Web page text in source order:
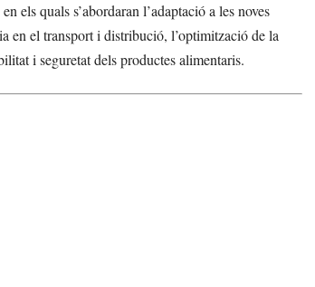
els quals s’abordaran l’adaptació a les noves
en el transport i distribució, l’optimització de la
i seguretat dels productes alimentaris.